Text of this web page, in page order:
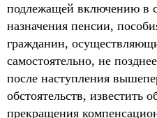
подлежащей включению в
назначения пенсии,
гражданин,
самостоятельно, не
после наступления
обстоятельств, известить
прекращения